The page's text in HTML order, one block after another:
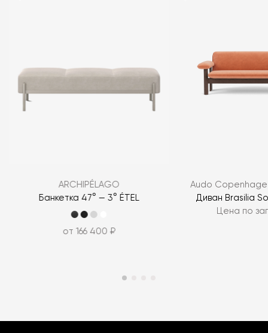
ARCHIPÉLAGO
Банкетка 47° — 3° ÉTEL
от 166 400 ₽
Audo
Диван Brasilia
Цена по